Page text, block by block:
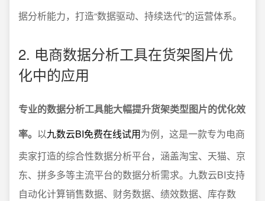
据分析能力，打造“数据驱动、持续迭代”的运营体系。
2. 电商数据分析工具在货架图片优
化中的应用
专业的数据分析工具能大幅提升货架类型图片的优化效
率。 以九数云BI免费在线试用为例，这是一款专为电商
卖家打造的综合性数据分析平台，涵盖淘宝、天猫、京
东、拼多多等主流平台的数据分析需求。九数云BI支持
自动化计算销售数据、财务数据、绩效数据、库存数